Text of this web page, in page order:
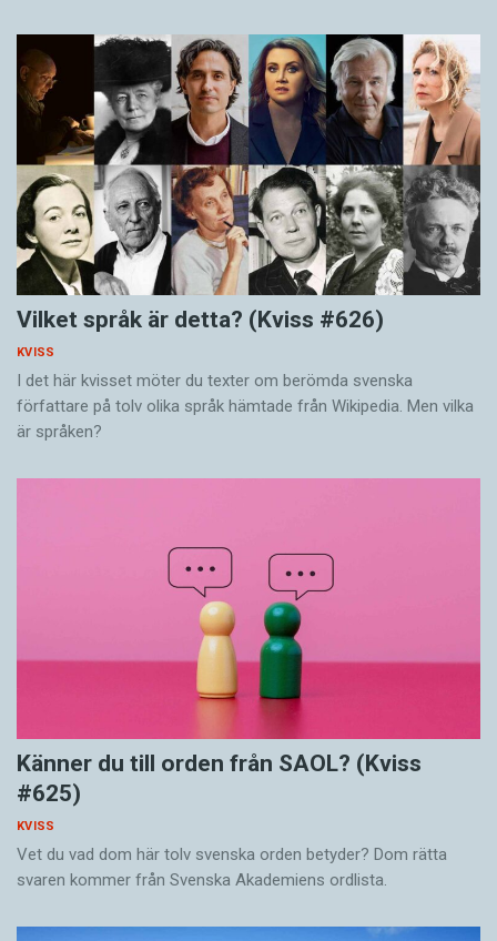
Vilket språk är detta? (Kviss #626)
KVISS
I det här kvisset möter du texter om berömda svenska
författare på tolv olika språk hämtade från Wikipedia. Men vilka
är språken?
Känner du till orden från SAOL? (Kviss
#625)
KVISS
Vet du vad dom här tolv svenska orden betyder? Dom rätta
svaren kommer från Svenska Akademiens ordlista.